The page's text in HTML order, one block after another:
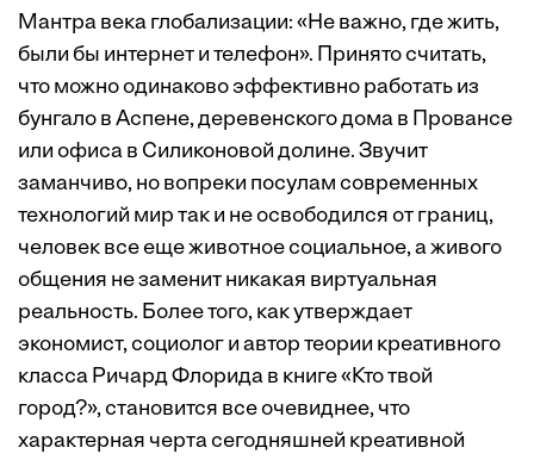
Мантра века глобализации: «Не важно, где жить,
были бы интернет и телефон». Принято считать,
что можно одинаково эффективно работать из
бунгало в Аспене, деревенского дома в Провансе
или офиса в Силиконовой долине. Звучит
заманчиво, но вопреки посулам современных
технологий мир так и не освободился от границ,
человек все еще животное социальное, а живого
общения не заменит никакая виртуальная
реальность. Более того, как утверждает
экономист, социолог и автор теории креативного
класса Ричард Флорида в книге «Кто твой
город?», становится все очевиднее, что
характерная черта сегодняшней креативной